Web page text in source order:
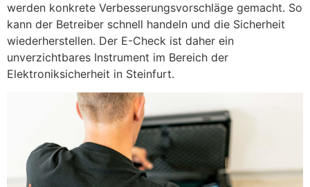
werden konkrete Verbesserungsvorschläge gemacht. So
kann der Betreiber schnell handeln und die Sicherheit
wiederherstellen. Der E-Check ist daher ein
unverzichtbares Instrument im Bereich der
Elektroniksicherheit in Steinfurt.